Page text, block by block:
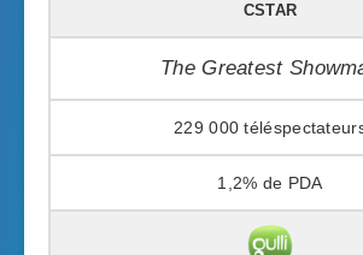
CSTAR
The Greatest
229 000
1,2%